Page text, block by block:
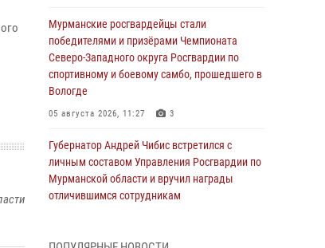
Мурманские росгвардейцы стали
победителями и призёрами Чемпионата
Северо-Западного округа Росгвардии по
спортивному и боевому самбо, прошедшего в
Вологде
05 августа 2026, 11:27 3
Губернатор Андрей Чибис встретился с
личным составом Управления Росгвардии по
Мурманской области и вручил награды
отличившимся сотрудникам